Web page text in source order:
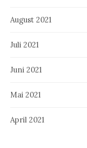
August 2021
Juli 2021
Juni 2021
Mai 2021
April 2021